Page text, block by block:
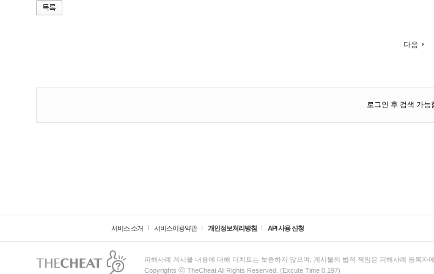
다음
로그인 후 검색 가능
서비스 소개 서비스이용약관 개인정보처리방침 API 사용 신청
피해사례 게시물 내용에 대해 더치트는 보증하지 않으며, 게시물의 법적 책임은 피해사례 등록자
Copyrights ⓒ TheCheat All Rights Reserved. (Excute Time 0.197)